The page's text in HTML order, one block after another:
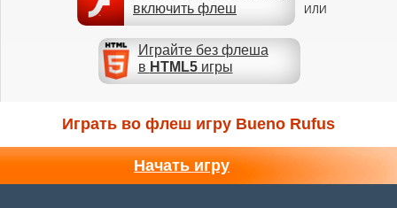
включить флеш
ИЛИ
Играйте без флеша
в HTML5игры
Играть во флеш игру Bueno Rufus
Начать игру